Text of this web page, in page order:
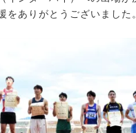
をありがとうございました